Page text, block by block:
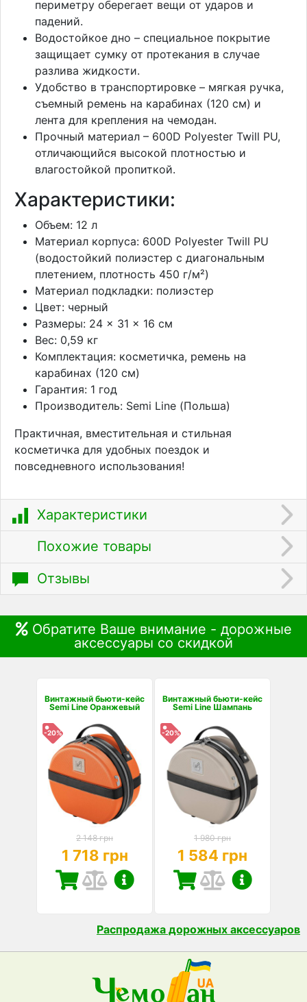
периметру оберегает вещи от ударов и
падений.
Водостойкое дно – специальное покрытие
защищает сумку от протекания в случае
разлива жидкости.
Удобство в транспортировке – мягкая ручка,
съемный ремень на карабинах (120 см) и
лента для крепления на чемодан.
Прочный материал – 600D Polyester Twill PU,
отличающийся высокой плотностью и
влагостойкой пропиткой.
Характеристики:
Объем: 12 л
Материал корпуса: 600D Polyester Twill PU
(водостойкий полиэстер с диагональным
плетением, плотность 450 г/м²)
Материал подкладки: полиэстер
Цвет: черный
Размеры: 24 × 31 × 16 см
Вес: 0,59 кг
Комплектация: косметичка, ремень на
карабинах (120 см)
Гарантия: 1 год
Производитель: Semi Line (Польша)
Практичная, вместительная и стильная
косметичка для удобных поездок и
повседневного использования!
Характеристики
Похожие товары
Отзывы
Обратите Ваше внимание - дорожные
аксессуары со скидкой
Винтажный бьюти-кейс
Semi Line Оранжевый
-20%
2 148 грн
1 718 грн
Винтажный бьюти-кейс
Semi Line Шампань
-20%
1 980 грн
1 584 грн
Распродажа дорожных аксессуаров